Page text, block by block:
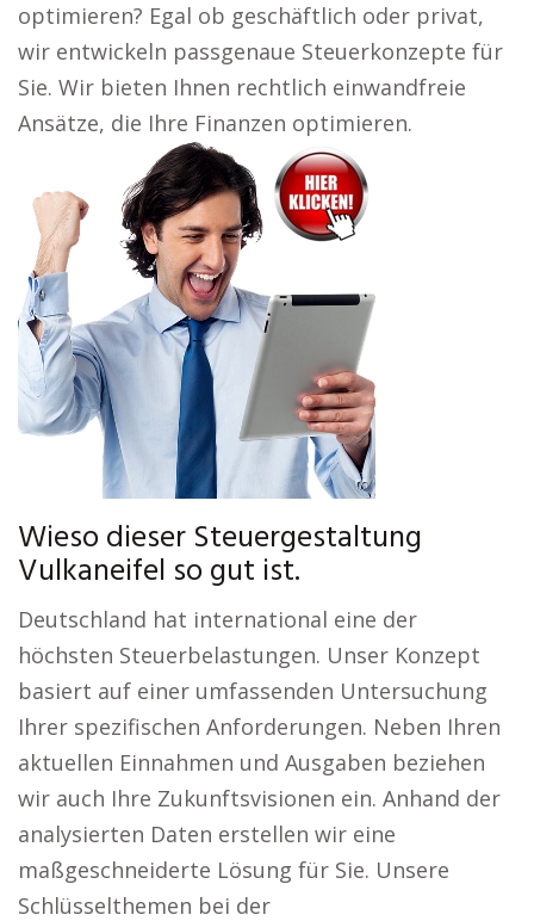
optimieren? Egal ob geschäftlich oder privat,
wir entwickeln passgenaue Steuerkonzepte für
Sie. Wir bieten Ihnen rechtlich einwandfreie
Ansätze, die Ihre Finanzen optimieren.
Wieso dieser Steuergestaltung
Vulkaneifel so gut ist.
Deutschland hat international eine der
höchsten Steuerbelastungen. Unser Konzept
basiert auf einer umfassenden Untersuchung
Ihrer spezifischen Anforderungen. Neben Ihren
aktuellen Einnahmen und Ausgaben beziehen
wir auch Ihre Zukunftsvisionen ein. Anhand der
analysierten Daten erstellen wir eine
maßgeschneiderte Lösung für Sie. Unsere
Schlüsselthemen bei der